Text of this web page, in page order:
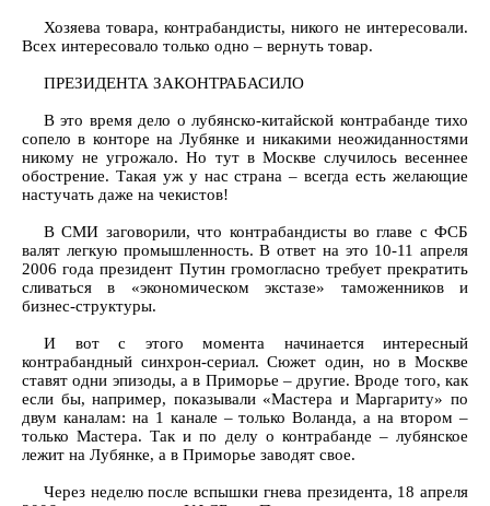
Хозяева товара, контрабандисты, никого не интересовали.
Всех интересовало только одно – вернуть товар.
ПРЕЗИДЕНТА ЗАКОНТРАБАСИЛО
В это время дело о лубянско-китайской контрабанде тихо
сопело в конторе на Лубянке и никакими неожиданностями
никому не угрожало. Но тут в Москве случилось весеннее
обострение. Такая уж у нас страна – всегда есть желающие
настучать даже на чекистов!
В СМИ заговорили, что контрабандисты во главе с ФСБ
валят легкую промышленность. В ответ на это 10-11 апреля
2006 года президент Путин громогласно требует прекратить
сливаться в «экономическом экстазе» таможенников и
бизнес-структуры.
И вот с этого момента начинается интересный
контрабандный синхрон-сериал. Сюжет один, но в Москве
ставят одни эпизоды, а в Приморье – другие. Вроде того, как
если бы, например, показывали «Мастера и Маргариту» по
двум каналам: на 1 канале – только Воланда, а на втором –
только Мастера. Так и по делу о контрабанде – лубянское
лежит на Лубянке, а в Приморье заводят свое.
Через неделю после вспышки гнева президента, 18 апреля